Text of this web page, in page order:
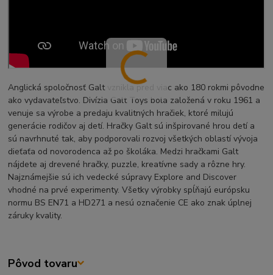
Anglická spoločnosť Galt vznikla pred viac ako 180 rokmi pôvodne
ako vydavateľstvo. Divízia Galt Toys bola založená v roku 1961 a
venuje sa výrobe a predaju kvalitných hračiek, ktoré milujú
generácie rodičov aj detí. Hračky Galt sú inšpirované hrou detí a
sú navrhnuté tak, aby podporovali rozvoj všetkých oblastí vývoja
dieťaťa od novorodenca až po školáka. Medzi hračkami Galt
nájdete aj drevené hračky, puzzle, kreatívne sady a rôzne hry.
Najznámejšie sú ich vedecké súpravy Explore and Discover
vhodné na prvé experimenty. Všetky výrobky spĺňajú európsku
normu BS EN71 a HD271 a nesú označenie CE ako znak úplnej
záruky kvality.
Pôvod tovaru